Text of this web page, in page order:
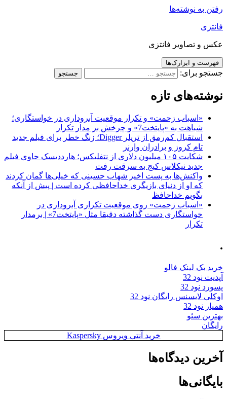
رفتن به نوشته‌ها
فانتزی
عکس و تصاویر فانتزی
فهرست و ابزارک‌ها
جستجو برای:
نوشته‌های تازه
«اسباب زحمت» و تکرار موقعیت آبروداری در خواستگاری؛
شباهت به «پایتخت7» و چرخش بر مدار تکرار
استقبال کم‌رمق از تریلر Digger؛ زنگ خطر برای فیلم جدید
تام کروز و برادران وارنر
شکایت ۱۰۵ میلیون دلاری از نتفلیکس؛ هارددیسک حاوی فیلم
جدید نیکلاس کیج به سرقت رفت
واکنش‌ها به پست اخیر شهاب حسینی که خیلی‌ها گمان کردند
که او از دنیای بازیگری خداحافظی کرده است | پیش از آنکه
بگویم خداحافظ
«اسباب زحمت» روی موقعیت تکراری آبروداری در
خواستگاری دست گذاشته دقیقا مثل «پایتخت7» | برمدار
تکرار
.
خرید بک لینک فالو
آپدیت نود 32
پسورد نود 32
اوکلی لایسنس رایگان نود 32
همیار نود 32
بهترین سئو
رایگان
خرید آنتی ویروس Kaspersky
آخرین دیدگاه‌ها
بایگانی‌ها